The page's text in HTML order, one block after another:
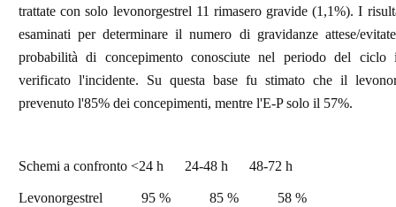
trattate con solo levonorgestrel 11 rimasero gravide (1,1%). I
esaminati per determinare il numero di gravidanze attese/
probabilità di concepimento conosciute nel periodo del
verificato l'incidente. Su questa base fu stimato che il
prevenuto l'85% dei concepimenti, mentre l'E-P solo il 57%.
Schemi a confronto <24 h 24-48 h
48-72 h
Levonorgestrel
95 % 85 %
58 %